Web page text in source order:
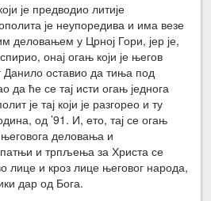
је предводио литије
је неупоредива и има везе
деловањем у Црној Гори, јер је,
онај огањ који је његов
Данило оставио да тиња под
да ће се тај исти огањ једнога
је тај који је разгорео и ту
од ’91. И, ето, тај се огањ
деловања и
и трпљења за Христа се
лице и кроз лице његовог народа,
дар од Бога.